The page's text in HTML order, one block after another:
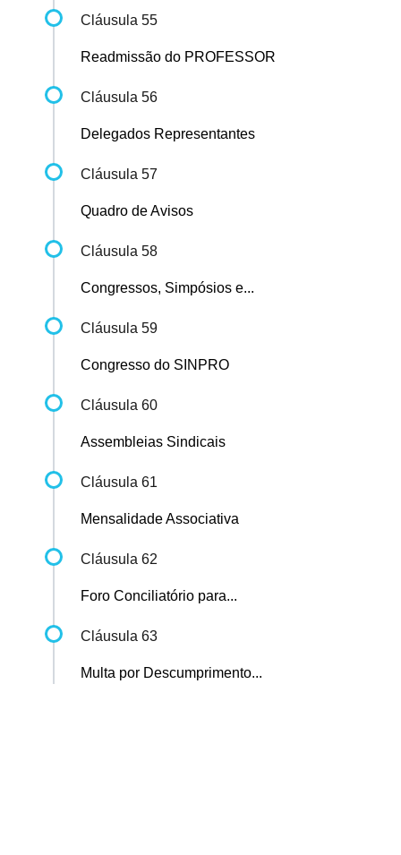
Cláusula 55
Readmissão do PROFESSOR
Cláusula 56
Delegados Representantes
Cláusula 57
Quadro de Avisos
Cláusula 58
Congressos, Simpósios e...
Cláusula 59
Congresso do SINPRO
Cláusula 60
Assembleias Sindicais
Cláusula 61
Mensalidade Associativa
Cláusula 62
Foro Conciliatório para...
Cláusula 63
Multa por Descumprimento...